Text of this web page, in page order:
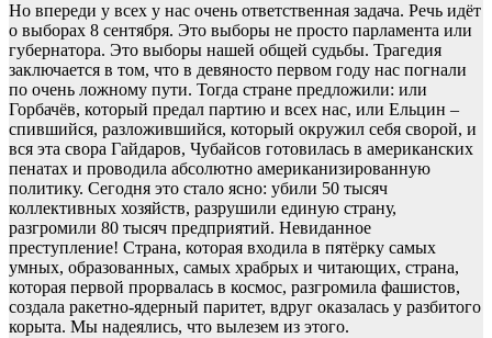
Но впереди у всех у нас очень ответственная задача. Речь идёт
о выборах 8 сентября. Это выборы не просто парламента или
губернатора. Это выборы нашей общей судьбы. Трагедия
заключается в том, что в девяносто первом году нас погнали
по очень ложному пути. Тогда стране предложили: или
Горбачёв, который предал партию и всех нас, или Ельцин –
спившийся, разложившийся, который окружил себя сворой, и
вся эта свора Гайдаров, Чубайсов готовилась в американских
пенатах и проводила абсолютно американизированную
политику. Сегодня это стало ясно: убили 50 тысяч
коллективных хозяйств, разрушили единую страну,
разгромили 80 тысяч предприятий. Невиданное
преступление! Страна, которая входила в пятёрку самых
умных, образованных, самых храбрых и читающих, страна,
которая первой прорвалась в космос, разгромила фашистов,
создала ракетно-ядерный паритет, вдруг оказалась у разбитого
корыта. Мы надеялись, что вылезем из этого.